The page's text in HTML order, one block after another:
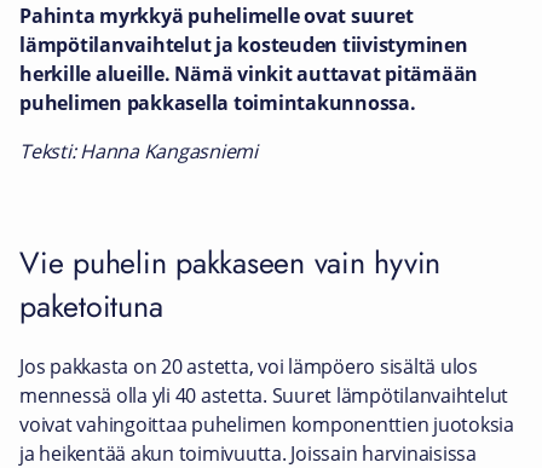
Pahinta myrkkyä puhelimelle ovat suuret
lämpötilanvaihtelut ja kosteuden tiivistyminen
herkille alueille. Nämä vinkit auttavat pitämään
puhelimen pakkasella toimintakunnossa.
Teksti: Hanna Kangasniemi
Vie puhelin pakkaseen vain hyvin
paketoituna
Jos pakkasta on 20 astetta, voi lämpöero sisältä ulos
mennessä olla yli 40 astetta. Suuret lämpötilanvaihtelut
voivat vahingoittaa puhelimen komponenttien juotoksia
ja heikentää akun toimivuutta. Joissain harvinaisissa